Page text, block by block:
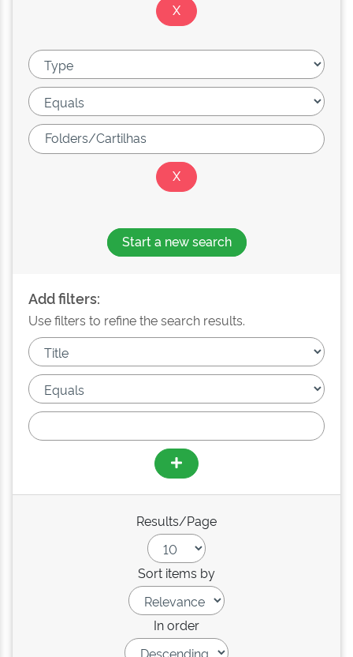
Start a new search
Add filters:
Use filters to refine the search results.
Results/Page
Sort items by
In order